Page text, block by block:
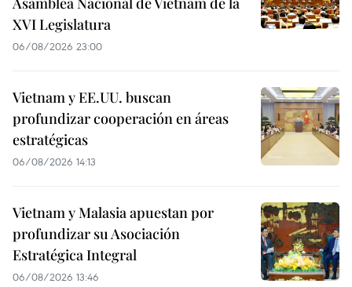
XVI Legislatura
06/08/2026 23:00
Vietnam y EE.UU. buscan
profundizar cooperación en áreas
estratégicas
06/08/2026 14:13
Vietnam y Malasia apuestan por
profundizar su Asociación
Estratégica Integral
06/08/2026 13:46